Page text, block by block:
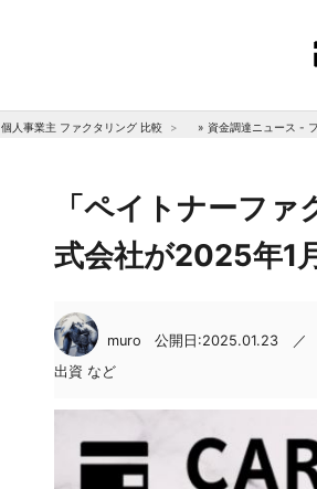
個人事業主 ファクタリング 比較 » 資金調達ニュース -
「ペイトナーフ
式会社が2025年1
muro 公開日:2025.01.23 ／
出資 など